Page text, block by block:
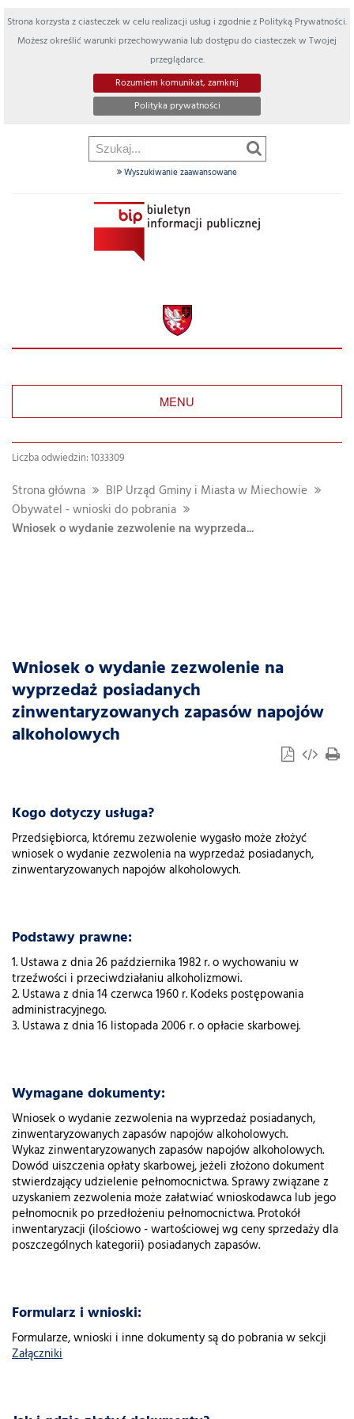
Strona korzysta z ciasteczek w celu realizacji usług i zgodnie z Polityką Prywatności.
Możesz określić warunki przechowywania lub dostępu do ciasteczek w Twojej
przeglądarce.
Rozumiem komunikat, zamknij
Polityka prywatności
Wyszukiwanie zaawansowane
MENU
Liczba odwiedzin: 1033309
Strona główna
BIP Urząd Gminy i Miasta w Miechowie
Obywatel - wnioski do pobrania
Wniosek o wydanie zezwolenie na wyprzeda...
Wniosek o wydanie zezwolenie na
wyprzedaż posiadanych
zinwentaryzowanych zapasów napojów
alkoholowych
Kogo dotyczy usługa?
Przedsiębiorca, któremu zezwolenie wygasło może złożyć
wniosek o wydanie zezwolenia na wyprzedaż posiadanych,
zinwentaryzowanych napojów alkoholowych.
Podstawy prawne:
1. Ustawa z dnia 26 października 1982 r. o wychowaniu w
trzeźwości i przeciwdziałaniu alkoholizmowi.
2. Ustawa z dnia 14 czerwca 1960 r. Kodeks postępowania
administracyjnego.
3. Ustawa z dnia 16 listopada 2006 r. o opłacie skarbowej.
Wymagane dokumenty:
Wniosek o wydanie zezwolenia na wyprzedaż posiadanych,
zinwentaryzowanych zapasów napojów alkoholowych.
Wykaz zinwentaryzowanych zapasów napojów alkoholowych.
Dowód uiszczenia opłaty skarbowej, jeżeli złożono dokument
stwierdzający udzielenie pełnomocnictwa. Sprawy związane z
uzyskaniem zezwolenia może załatwiać wnioskodawca lub jego
pełnomocnik po przedłożeniu pełnomocnictwa. Protokół
inwentaryzacji (ilościowo - wartościowej wg ceny sprzedaży dla
poszczególnych kategorii) posiadanych zapasów.
Formularz i wnioski:
Formularze, wnioski i inne dokumenty są do pobrania w sekcji
Załączniki